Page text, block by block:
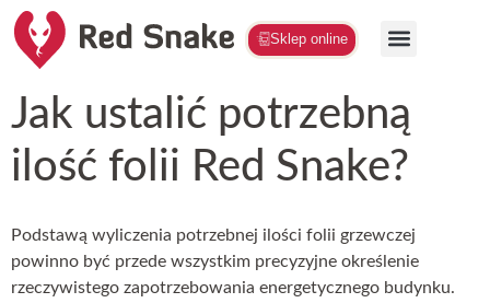
Sklep online
Jak ustalić potrzebną
ilość folii Red Snake?
Podstawą wyliczenia potrzebnej ilości folii grzewczej
powinno być przede wszystkim precyzyjne określenie
rzeczywistego zapotrzebowania energetycznego budynku.